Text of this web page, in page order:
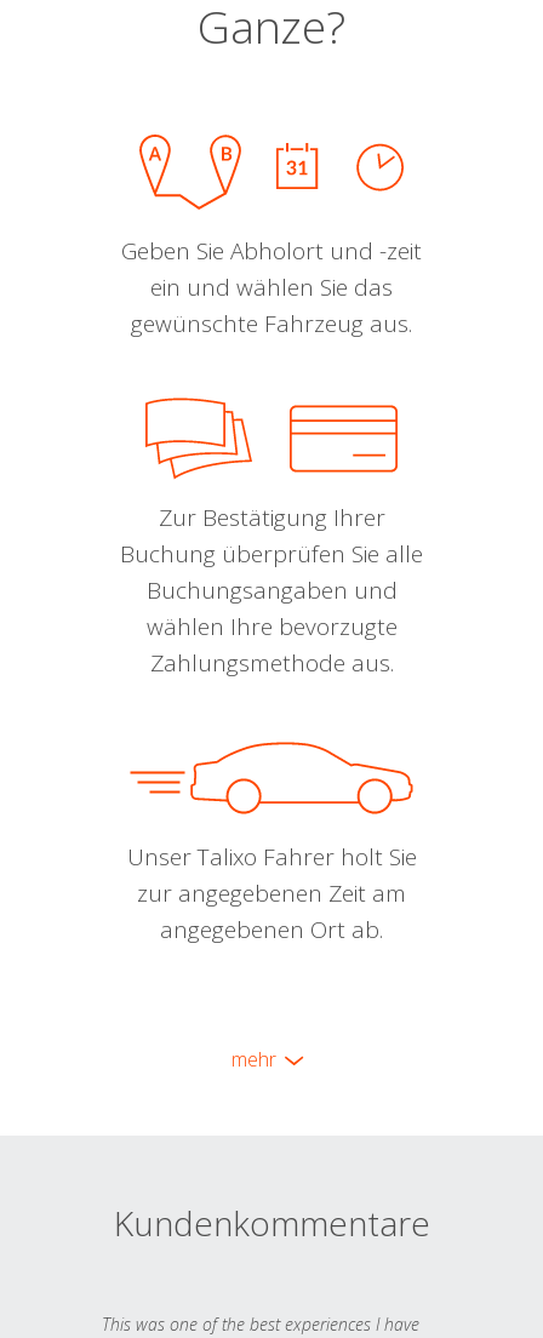
Ganze?
Geben Sie Abholort und -zeit
ein und wählen Sie das
gewünschte Fahrzeug aus.
Zur Bestätigung Ihrer
Buchung überprüfen Sie alle
Buchungsangaben und
wählen Ihre bevorzugte
Zahlungsmethode aus.
Unser Talixo Fahrer holt Sie
zur angegebenen Zeit am
angegebenen Ort ab.
mehr
Kundenkommentare
This was one of the best experiences I have